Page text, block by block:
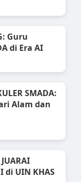
Guru
di Era AI
SMADA:
Alam dan
di UIN KHAS